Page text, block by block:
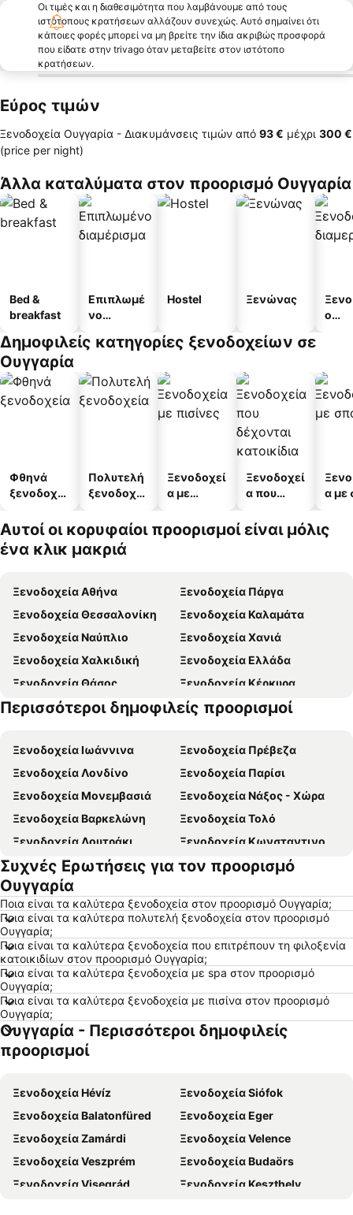
Οι τιμές και η διαθεσιμότητα που λαμβάνουμε από τους
ιστότοπους κρατήσεων αλλάζουν συνεχώς. Αυτό σημαίνει ότι
κάποιες φορές μπορεί να μη βρείτε την ίδια ακριβώς προσφορά
που είδατε στην trivago όταν μεταβείτε στον ιστότοπο
κρατήσεων.
Εύρος τιμών
Ξενοδοχεία Ουγγαρία - Διακυμάνσεις τιμών από ‎93 € μέχρι ‎300 €
(price per night)
Άλλα καταλύματα στον προορισμό Ουγγαρία
Bed &
breakfast
Επιπλωμέ
νο
α
Hostel Ξενώνας
ο
Δημοφιλείς κατηγορίες ξενοδοχείων σε
Ουγγαρία
Φθηνά
ξενοδοχεί
Πολυτελή
ξενοδοχεί
Ξενοδοχεί
α με
Ξενοδοχεί
α που
κατοικίδι
α
α με
Αυτοί οι κορυφαίοι προορισμοί είναι μόλις
ένα κλικ μακριά
Ξενοδοχεία Αθήνα
Ξενοδοχεία Πάργα
Ξενοδοχεία Θεσσαλονίκη
Ξενοδοχεία Καλαμάτα
Ξενοδοχεία Ναύπλιο
Ξενοδοχεία Χανιά
Ξενοδοχεία Χαλκιδική
Ξενοδοχεία Ελλάδα
Ξενοδοχεία Θάσος
Ξενοδοχεία Κέρκυρα
Ξενοδοχεία Ζάκυνθος
Ξενοδοχεία Κρήτη
Περισσότεροι δημοφιλείς προορισμοί
Ξενοδοχεία Ιωάννινα
Ξενοδοχεία Πρέβεζα
Ξενοδοχεία Λονδίνο
Ξενοδοχεία Παρίσι
Ξενοδοχεία Μονεμβασιά
Ξενοδοχεία Νάξος - Χώρα
Ξενοδοχεία Βαρκελώνη
Ξενοδοχεία Τολό
Ξενοδοχεία Λουτράκι
Ξενοδοχεία Κωνσταντινούπολη
Ξενοδοχεία Βιέννη
Ξενοδοχεία Ρώμη
Ξενοδοχεία Αλεξανδρούπολη
Ξενοδοχεία Βουδαπέστη
Ξενοδοχεία Κρακοβία
Ξενοδοχεία Σύβοτα
Ξενοδοχεία Ίος - Χώρα
Ξενοδοχεία Πελοπόννησος
Ξενοδοχεία Εύβοια
Ξενοδοχεία Μύκονος
Ξενοδοχεία Λευκάδα
Ξενοδοχεία Κεφαλονιά
Ξενοδοχεία Σαντορίνη
Ξενοδοχεία Τήνος
Ξενοδοχεία Ρόδος
Ξενοδοχεία Άνδρος
Ξενοδοχεία Αίγινα
Ξενοδοχεία Πήλιο
Ξενοδοχεία Σύρος
Ξενοδοχεία Κύθηρα
Ξενοδοχεία Λήμνος
Ξενοδοχεία Σκόπελος
Ξενοδοχεία Πάφος
Συχνές Ερωτήσεις για τον προορισμό
Ουγγαρία
Ποια είναι τα καλύτερα ξενοδοχεία στον προορισμό Ουγγαρία;
Ποια είναι τα καλύτερα πολυτελή ξενοδοχεία στον προορισμό
Ουγγαρία;
Ποια είναι τα καλύτερα ξενοδοχεία που επιτρέπουν τη φιλοξενία
κατοικιδίων στον προορισμό Ουγγαρία;
Ποια είναι τα καλύτερα ξενοδοχεία με spa στον προορισμό
Ουγγαρία;
Ποια είναι τα καλύτερα ξενοδοχεία με πισίνα στον προορισμό
Ουγγαρία;
Ουγγαρία - Περισσότεροι δημοφιλείς
προορισμοί
Ξενοδοχεία Hévíz
Ξενοδοχεία Siófok
Ξενοδοχεία Balatonfüred
Ξενοδοχεία Eger
Ξενοδοχεία Zamárdi
Ξενοδοχεία Velence
Ξενοδοχεία Veszprém
Ξενοδοχεία Budaörs
Ξενοδοχεία Visegrád
Ξενοδοχεία Keszthely